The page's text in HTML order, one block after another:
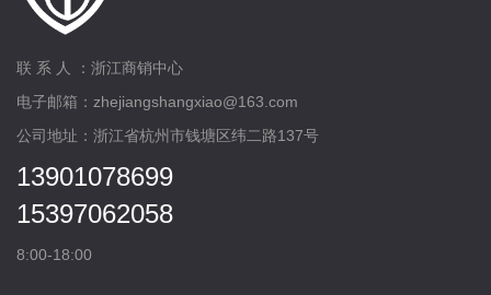
联 系 人 ：浙江商销中心
电子邮箱：zhejiangshangxiao@163.com
公司地址：浙江省杭州市钱塘区纬二路137号
13901078699
15397062058
8:00-18:00